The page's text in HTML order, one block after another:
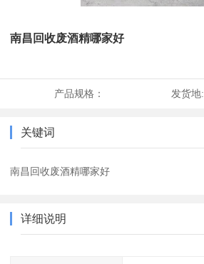
南昌回收废酒精哪家好
产品规格： 发货地:
关键词
南昌回收废酒精哪家好
详细说明